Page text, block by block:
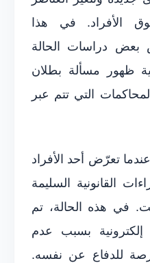
الأفراد. في هذا
بعض دراسات الحالة
ظهور مسألة بطلان
التي تتم عبر
تعرّض أحد الأفراد
القانونية السليمة
في هذه الحالة، تم
بسبب عدم
للدفاع عن نفسه.